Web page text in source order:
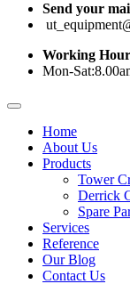
Send your
Working
Mon-
Home
About Us
Products
Tower
Derrick
Spare
Services
Reference
Our Blog
Contact Us